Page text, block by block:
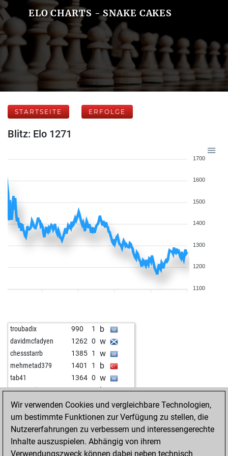
ELO CHARTS - SNAKE CAKES
STARTSEITE ERFOLGE
Blitz: Elo 1271
1700
1600
1500
1400
1300
1200
1100
troubadix 990 1 b
davidmcfadyen 1262 0 w
chessstarrb 1385 1 w
mehmetad379 1401 1 b
tab41 1364 0 w
surnamejar 1092 0 b
hofese 1546 1 w
chiesso 1474 0 b
grihm1 1298 0 w
grihm1 1280 0 b
tinidor 1312 1 w
Wir verwenden Cookies und vergleichbare Technologien,
um bestimmte Funktionen zur Verfügung zu stellen, die
Nutzererfahrungen zu verbessern und interessengerechte
Inhalte auszuspielen. Abhängig von ihrem
Verwendungszweck können dabei neben technisch